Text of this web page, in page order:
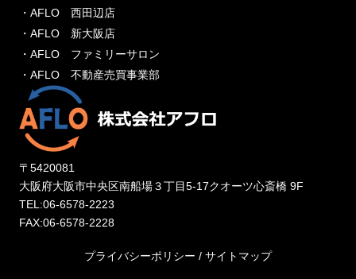
・AFLO 西田辺店
・AFLO 新大阪店
・AFLO ファミリーサロン
・AFLO 不動産売買事業部
〒5420081
大阪府大阪市中央区南船場３丁目5-17クオーツ心斎橋 9F
TEL:06-6578-2223
FAX:06-6578-2228
プライバシーポリシー / サイトマップ